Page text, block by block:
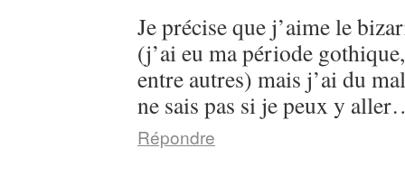
Je précise que j’aime le
(j’ai eu ma période
entre autres) mais j’ai du
ne sais pas si je peux y
Répondre